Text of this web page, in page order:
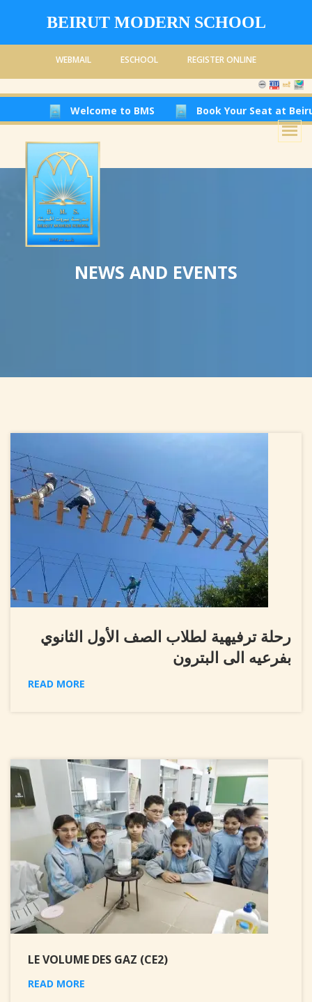
BEIRUT MODERN SCHOOL
WEBMAIL ESCHOOL REGISTER ONLINE
Welcome to BMS Book Your Seat at Beirut Modern
NEWS AND EVENTS
رحلة ترفيهية لطلاب الصف الأول الثانوي
بفرعيه الى البترون
READ MORE
LE VOLUME DES GAZ (CE2)
READ MORE